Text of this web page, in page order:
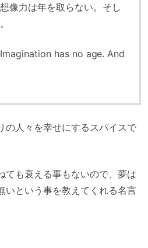
像力は年を取らない。そし
has no age. And
の人々を幸せにするスパイスで
ても衰える事もないので、夢は
いという事を教えてくれる名言